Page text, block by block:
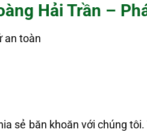
Hải Trần –
an toàn
sẻ băn khoăn với chúng tôi.